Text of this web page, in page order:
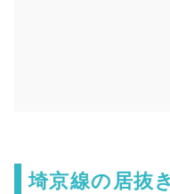
埼京線の居抜